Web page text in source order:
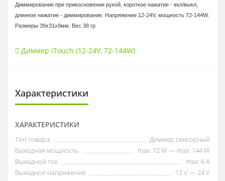
Диммирование при прикосновении рукой, короткое нажатие - вкл/выкл,
длинное нажатие - диммирование. Напряжение 12-24V, мощность 72-144W.
Размеры 39х31х9мм. Вес 38 гр
Диммер iTouch (12-24V, 72-144W)
Характеристики
ХАРАКТЕРИСТИКИ
Тип товара
Диммер сенсорный
Выходная мощность
max: 72 W — max: 144 W
Выходной ток
max: 6 A
Выходное напряжение
12 V — 24 V